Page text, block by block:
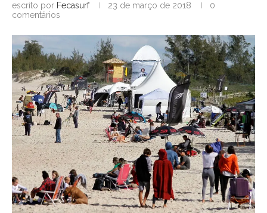
escrito por Fecasurf 23 de março de 2018
0
comentários